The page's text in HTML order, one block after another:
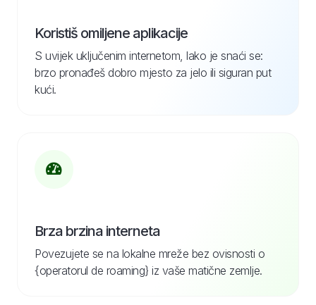
Koristiš omiljene aplikacije
S uvijek uključenim internetom, lako je snaći se:
brzo pronađeš dobro mjesto za jelo ili siguran put
kući.
Brza brzina interneta
Povezujete se na lokalne mreže bez ovisnosti o
{operatorul de roaming} iz vaše matične zemlje.